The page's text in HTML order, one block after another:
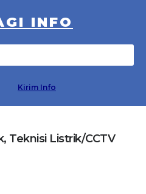
INFO
Kirim Info
Teknisi Listrik/CCTV